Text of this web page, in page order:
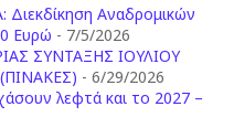
Αναδρομικών
Ευρώ - 7/5/2026
ΣΥΝΤΑΞΗΣ ΙΟΥΛΙΟΥ
- 6/29/2026
λεφτά και το 2027 –